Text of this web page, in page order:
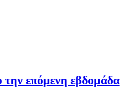
την επόμενη εβδομάδα